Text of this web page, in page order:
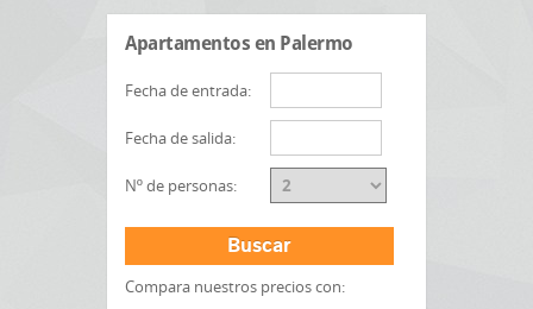
Apartamentos en Palermo
Fecha de entrada:
Fecha de salida:
Nº de personas:
Buscar
Compara nuestros precios con: